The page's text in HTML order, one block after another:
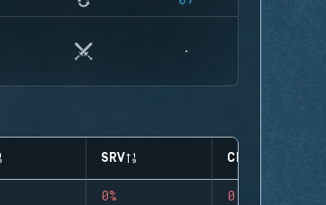
SRV CLUTCHES
0% 0